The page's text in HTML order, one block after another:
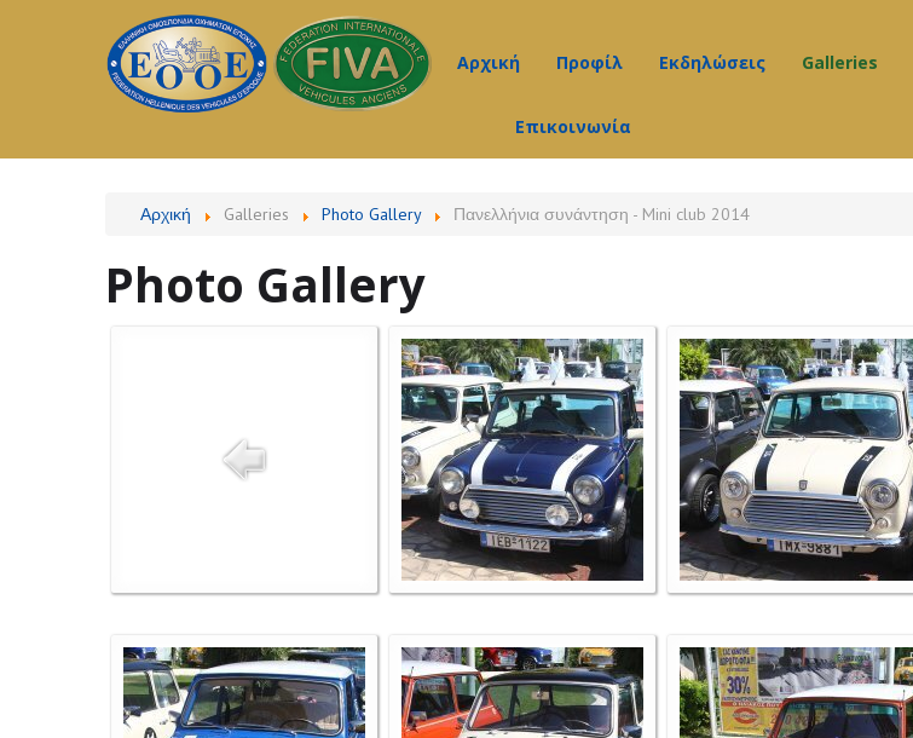
Αρχική Προφίλ
Διαδικασίες
Εκδηλώσεις Galleries
Επικοινωνία
Αρχική Galleries Photo Gallery Πανελλήνια συνάντηση - Mini club 2014
Photo Gallery